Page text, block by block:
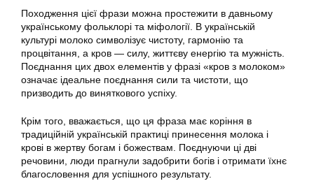
Походження цієї фрази можна простежити в давньому
українському фольклорі та міфології. В українській
культурі молоко символізує чистоту, гармонію та
процвітання, а кров — силу, життєву енергію та мужність.
Поєднання цих двох елементів у фразі «кров з молоком»
означає ідеальне поєднання сили та чистоти, що
призводить до виняткового успіху.
Крім того, вважається, що ця фраза має коріння в
традиційній українській практиці принесення молока і
крові в жертву богам і божествам. Поєднуючи ці дві
речовини, люди прагнули задобрити богів і отримати їхнє
благословення для успішного результату.